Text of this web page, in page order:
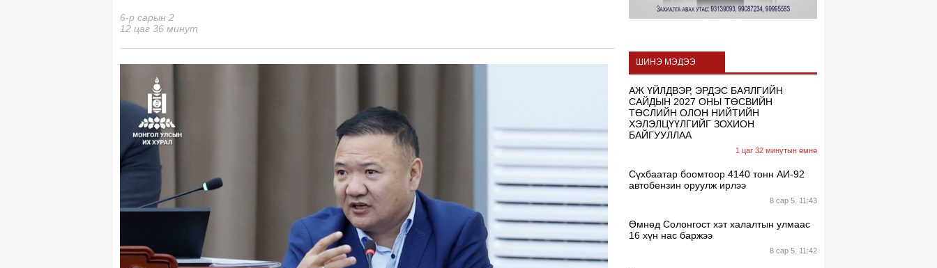
6-р сарын 2
12 цаг 36 минут
ШИНЭ МЭДЭЭ
АЖ ҮЙЛДВЭР, ЭРДЭС БАЯЛГИЙН
САЙДЫН 2027 ОНЫ ТӨСВИЙН
ТӨСЛИЙН ОЛОН НИЙТИЙН
ХЭЛЭЛЦҮҮЛГИЙГ ЗОХИОН
БАЙГУУЛЛАА
1 цаг 32 минутын өмнө
Сүхбаатар боомтоор 4140 тонн АИ-92
автобензин оруулж ирлээ
8 сар 5. 11:43
Өмнөд Солонгост хэт халалтын улмаас
16 хүн нас баржээ
8 сар 5. 11:42